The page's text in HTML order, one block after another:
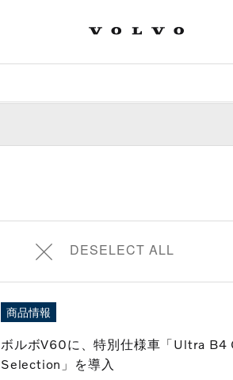
DESELECT ALL
商品情報
ボルボV60に、特別仕様車「Ultra
Selection」を導入